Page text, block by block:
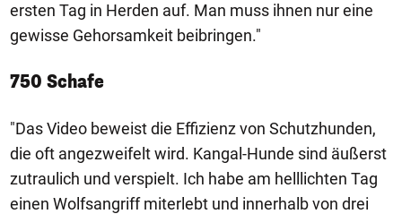
ersten Tag in Herden auf. Man muss ihnen nur eine
gewisse Gehorsamkeit beibringen."
750 Schafe
"Das Video beweist die Effizienz von Schutzhunden,
die oft angezweifelt wird. Kangal-Hunde sind äußerst
zutraulich und verspielt. Ich habe am helllichten Tag
einen Wolfsangriff miterlebt und innerhalb von drei